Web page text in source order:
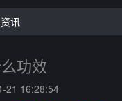
讯
功效
21 16:28:54